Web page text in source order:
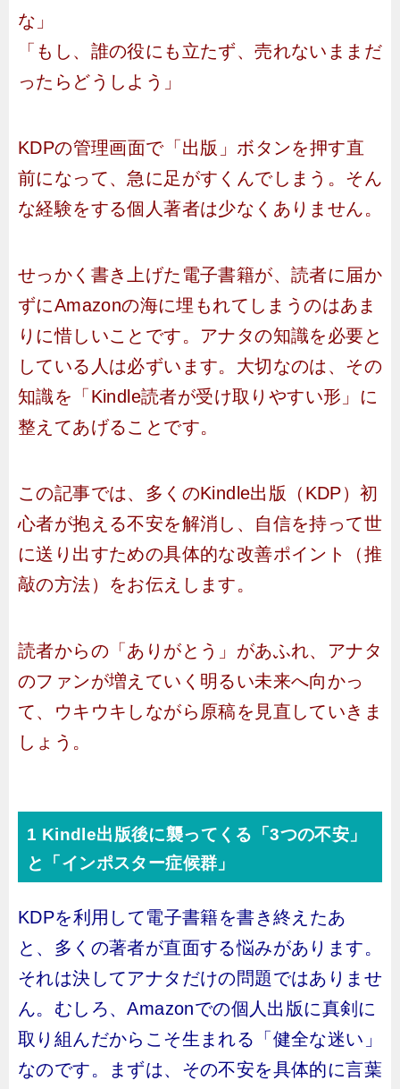
な」
「もし、誰の役にも立たず、売れないままだ
ったらどうしよう」
KDPの管理画面で「出版」ボタンを押す直
前になって、急に足がすくんでしまう。そん
な経験をする個人著者は少なくありません。
せっかく書き上げた電子書籍が、読者に届か
ずにAmazonの海に埋もれてしまうのはあま
りに惜しいことです。アナタの知識を必要と
している人は必ずいます。大切なのは、その
知識を「Kindle読者が受け取りやすい形」に
整えてあげることです。
この記事では、多くのKindle出版（KDP）初
心者が抱える不安を解消し、自信を持って世
に送り出すための具体的な改善ポイント（推
敲の方法）をお伝えします。
読者からの「ありがとう」があふれ、アナタ
のファンが増えていく明るい未来へ向かっ
て、ウキウキしながら原稿を見直していきま
しょう。
1 Kindle出版後に襲ってくる「3つの不安」
と「インポスター症候群」
KDPを利用して電子書籍を書き終えたあ
と、多くの著者が直面する悩みがあります。
それは決してアナタだけの問題ではありませ
ん。むしろ、Amazonでの個人出版に真剣に
取り組んだからこそ生まれる「健全な迷い」
なのです。まずは、その不安を具体的に言葉